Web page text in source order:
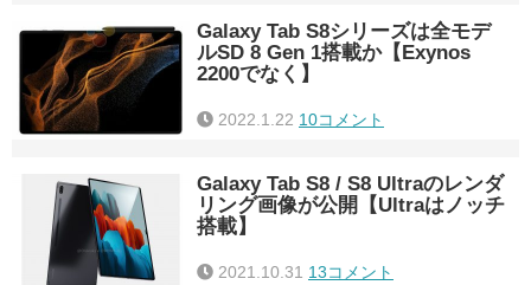
Galaxy Tab S8シリーズは全モデ
ルSD 8 Gen 1搭載か【Exynos
2200でなく】
2022.1.22 10コメント
Galaxy Tab S8 / S8 Ultraのレンダ
リング画像が公開【Ultraはノッチ
搭載】
2021.10.31 13コメント